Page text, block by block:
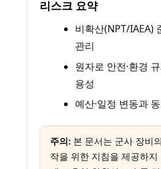
리스크 요약
비확산(NPT/IAEA)
관리
원자로 안전·환경
용성
예산·일정 변동과
주의: 본 문서는 군사 장비
작을 위한 지침을 제공하지